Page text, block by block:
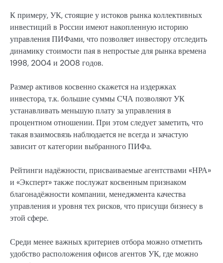
К примеру, УК, стоящие у истоков рынка коллективных
инвестиций в России имеют накопленную историю
управления ПИФами, что позволяет инвестору отследить
динамику стоимости пая в непростые для рынка времена
1998, 2004 и 2008 годов.
Размер активов косвенно скажется на издержках
инвестора, т.к. большие суммы СЧА позволяют УК
устанавливать меньшую плату за управления в
процентном отношении. При этом следует заметить, что
такая взаимосвязь наблюдается не всегда и зачастую
зависит от категории выбранного ПИФа.
Рейтинги надёжности, присваиваемые агентствами «НРА»
и «Эксперт» также послужат косвенным признаком
благонадёжности компании, менеджмента качества
управления и уровня тех рисков, что присущи бизнесу в
этой сфере.
Среди менее важных критериев отбора можно отметить
удобство расположения офисов агентов УК, где можно